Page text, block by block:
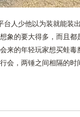
台人少他以为装就能装
象的要大得多，而且
来的年轻玩家想买蛙
会，两锤之间相隔的